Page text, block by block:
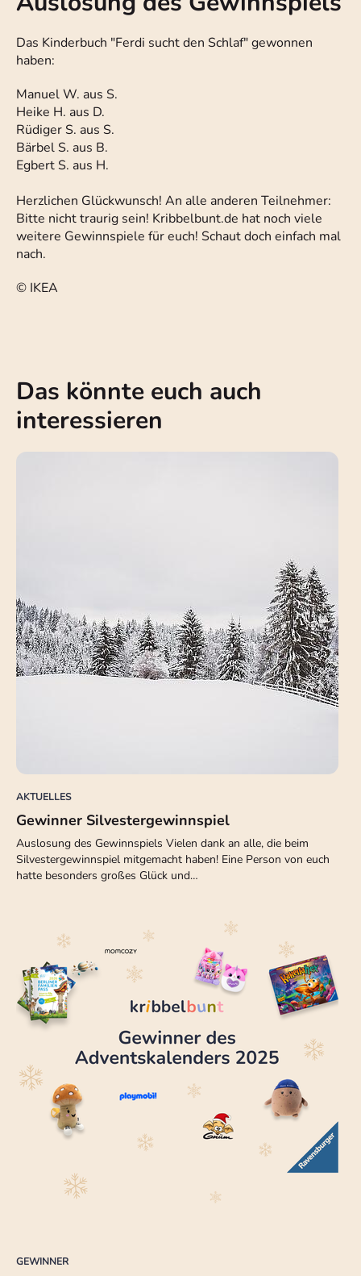
Das Kinderbuch "Ferdi sucht den Schlaf" gewonnen
haben:
Manuel W. aus S.
Heike H. aus D.
Rüdiger S. aus S.
Bärbel S. aus B.
Egbert S. aus H.
Herzlichen Glückwunsch! An alle anderen Teilnehmer:
Bitte nicht traurig sein! Kribbelbunt.de hat noch viele
weitere Gewinnspiele für euch! Schaut doch einfach mal
nach.
© IKEA
Das könnte euch auch
interessieren
AKTUELLES
Gewinner Silvestergewinnspiel
Auslosung des Gewinnspiels Vielen dank an alle, die beim
Silvestergewinnspiel mitgemacht haben! Eine Person von euch
hatte besonders großes Glück und…
GEWINNER